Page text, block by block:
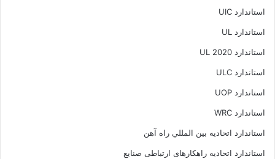
استاندارد UIC
استاندارد UL
استاندارد UL 2020
استاندارد ULC
استاندارد UOP
استاندارد WRC
استاندارد اتحاديه بين المللي راه آهن
استاندارد اتحادیه راهکارهای ارتباطی صنایع